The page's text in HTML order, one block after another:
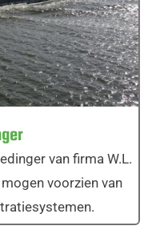
van firma W.L.
voorzien van